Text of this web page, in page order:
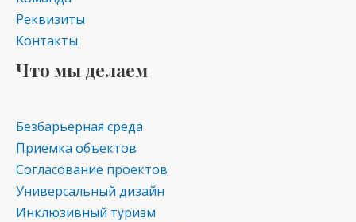
Реквизиты
Контакты
Что мы делаем
Безбарьерная среда
Приемка объектов
Согласование проектов
Универсальный дизайн
Инклюзивный туризм